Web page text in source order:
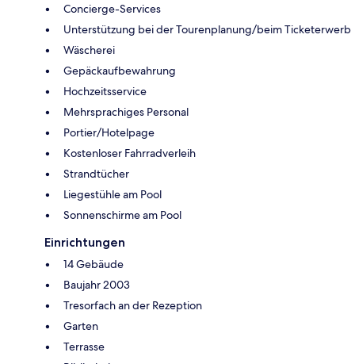
Concierge-Services
Unterstützung bei der Tourenplanung/beim Ticketerwerb
Wäscherei
Gepäckaufbewahrung
Hochzeitsservice
Mehrsprachiges Personal
Portier/Hotelpage
Kostenloser Fahrradverleih
Strandtücher
Liegestühle am Pool
Sonnenschirme am Pool
Einrichtungen
14 Gebäude
Baujahr 2003
Tresorfach an der Rezeption
Garten
Terrasse